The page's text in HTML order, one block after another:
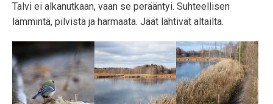
Talvi ei alkanutkaan, vaan se perääntyi. Suhteellisen
lämmintä, pilvistä ja harmaata. Jäät lähtivät altailta.